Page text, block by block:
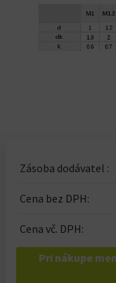
Zásoba dodávatel :
Cena bez DPH:
Cena vč. DPH:
Pri nákupe